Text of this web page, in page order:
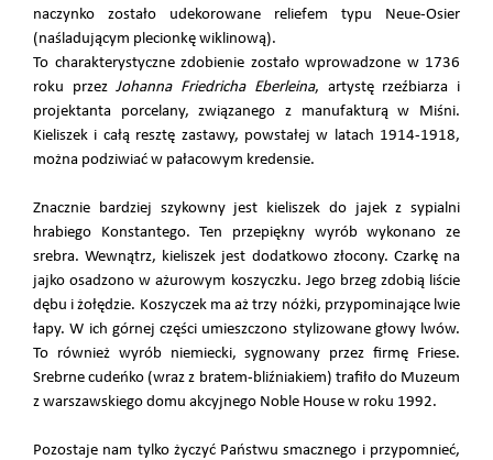
naczynko zostało udekorowane reliefem typu Neue-Osier
(naśladującym plecionkę wiklinową).
To charakterystyczne zdobienie zostało wprowadzone w 1736
roku przezJohanna Friedricha Eberleina, artystę rzeźbiarza i
projektanta porcelany, związanego z manufakturą w Miśni.
Kieliszek i całą resztę zastawy, powstałej w latach 1914-1918,
można podziwiać w pałacowym kredensie.
Znacznie bardziej szykowny jest kieliszek do jajek z sypialni
hrabiego Konstantego. Ten przepiękny wyrób wykonano ze
srebra. Wewnątrz, kieliszek jest dodatkowo złocony. Czarkę na
jajko osadzono w ażurowym koszyczku. Jego brzeg zdobią liście
dębu i żołędzie. Koszyczek ma aż trzy nóżki, przypominające lwie
łapy. W ich górnej części umieszczono stylizowane głowy lwów.
To również wyrób niemiecki, sygnowany przez firmę Friese.
Srebrne cudeńko (wraz z bratem-bliźniakiem) trafiło do Muzeum
z warszawskiego domu akcyjnego Noble House w roku 1992.
Pozostaje nam tylko życzyć Państwu smacznego i przypomnieć,